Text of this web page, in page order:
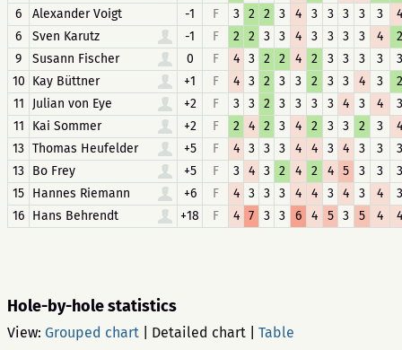
6
Alexander Voigt -1 F 3 2 2 3 4 3 3 3 3 3
4
6
Sven Karutz -1 F 2 2 3 3 4 3 3 3 3 4
2
9
Susann Fischer 0 F 4 3 2 2 4 2 3 3 3 3
3
10 Kay Büttner +1 F 4 3 2 3 3 2 3 3 4 3
2
11
Julian von Eye +2 F 3 3 2 3 3 3 3 4 3 4
3
11
Kai Sommer +2 F 2 4 2 3 4 2 3 3 2 3
4
13 Thomas Heufelder +5 F 4 3 3 3 4 4 3 4 3 3
3
13 Bo Frey +5 F 3 4 3 2 4 2 4 5 3 3
3
15 Hannes Riemann +6 F 4 3 3 3 4 4 3 4 3 4
3
16 Hans Behrendt +18 F 4 7 3 3 6 4 5 3 5 4 4
Hole-by-hole statistics
View: Grouped chart Detailed chart Table